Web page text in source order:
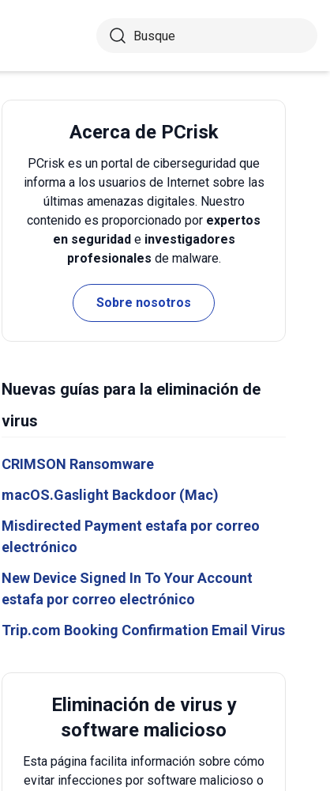
Acerca de PCrisk
PCrisk es un portal de ciberseguridad que
informa a los usuarios de Internet sobre las
últimas amenazas digitales. Nuestro
contenido es proporcionado por expertos
en seguridade investigadores
profesionales de malware.
Sobre nosotros
Nuevas guías para la eliminación de
virus
CRIMSON Ransomware
macOS.Gaslight Backdoor (Mac)
Misdirected Payment estafa por correo
electrónico
New Device Signed In To Your Account
estafa por correo electrónico
Trip.com Booking Confirmation Email Virus
Eliminación de virus y
software malicioso
Esta página facilita información sobre cómo
evitar infecciones por software malicioso o